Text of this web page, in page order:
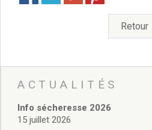
Services municipaux
Pour venir nous voir
administratives
Services Techniques
Affaires Scolaires
Vie associative
Retour
ACTUALITÉS
Info sécheresse 2026
15 juillet 2026